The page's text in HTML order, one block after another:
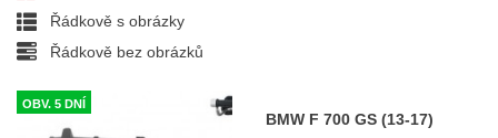
Řádkově s obrázky
Řádkově bez obrázků
OBV. 5 DNÍ
BMW F 700 GS (13-17)